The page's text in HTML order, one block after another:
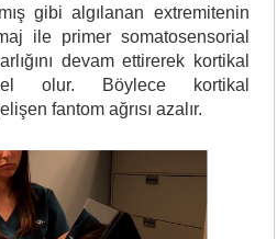
gibi algılanan extremitenin
ile primer somatosensorial
devam ettirerek kortikal
olur. Böylece kortikal
fantom ağrısı azalır.